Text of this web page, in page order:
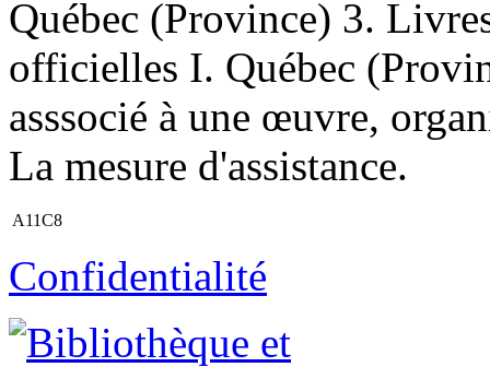
Québec (Province) 3.
officielles I. Québec
asssocié à une œuvre,
La mesure d'assistance.
A11C8
Confidentialité